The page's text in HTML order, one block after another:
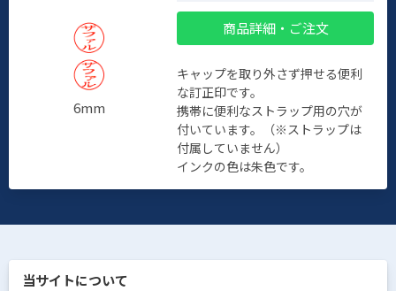
6mm
商品詳細・ご注文
キャップを取り外さず押せる便利
な訂正印です。
携帯に便利なストラップ用の穴が
付いています。（※ストラップは
付属していません）
インクの色は朱色です。
当サイトについて